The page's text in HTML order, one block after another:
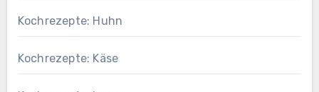
Kochrezepte: Huhn
Kochrezepte: Käse